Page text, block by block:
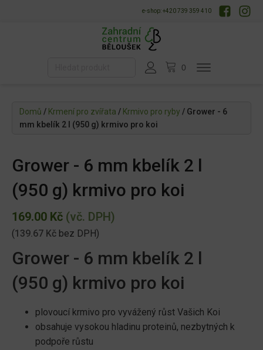
e-shop: +420 739 359 410
Domů / Krmení pro zvířata / Krmivo pro ryby / Grower - 6
mm kbelík 2 l (950 g) krmivo pro koi
Grower - 6 mm kbelík 2 l
(950 g) krmivo pro koi
169.00 Kč (vč. DPH)
(139.67 Kč bez DPH)
Grower - 6 mm kbelík 2 l
(950 g) krmivo pro koi
plovoucí krmivo pro vyvážený růst Vašich Koi
obsahuje vysokou hladinu proteinů, nezbytných k
podpoře růstu